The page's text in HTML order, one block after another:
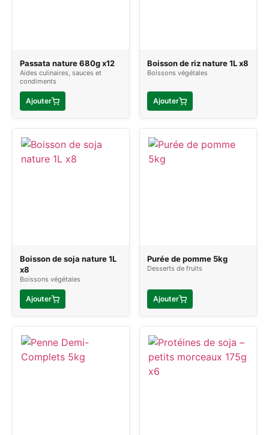
Passata nature 680g x12
Aides culinaires, sauces et
condiments
Ajouter
Boisson de riz nature 1L x8
Boissons végétales
Ajouter
Boisson de soja nature 1L
x8
Boissons végétales
Ajouter
Purée de pomme 5kg
Desserts de fruits
Ajouter